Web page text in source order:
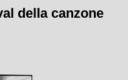
della canzone